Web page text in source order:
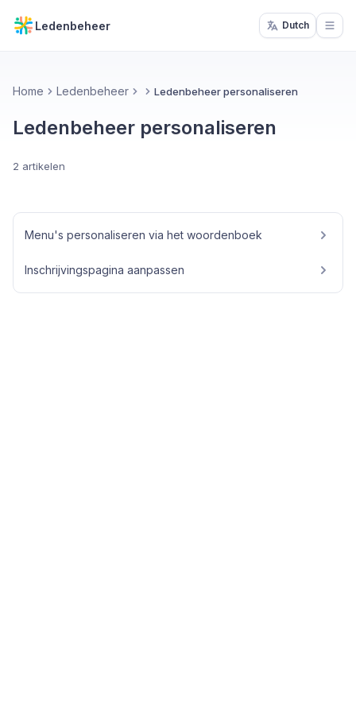
Ledenbeheer Dutch
Home Ledenbeheer Ledenbeheer personaliseren
Ledenbeheer personaliseren
2 artikelen
Menu's personaliseren via het woordenboek
Inschrijvingspagina aanpassen